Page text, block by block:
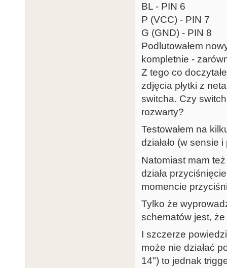
BL - PIN 6
P (VCC) - PIN 7
G (GND) - PIN 8
Podlutowałem
kompletnie -
Z tego co
zdjęcia płytki z
switcha. Czy
rozwarty?
Testowałem na
działało (w sensie
Natomiast mam
działa
momencie
Tylko że
schematów jest,
I szczerze
może nie działać
14") to jednak